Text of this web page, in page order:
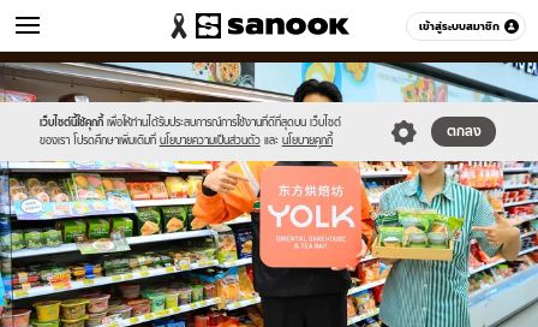
เข้าสู่ระบบสมาชิก
ข่าว หมวดอื่นๆ
เว็บไซต์นี้ใช้คุกกี้ เพื่อให้ท่านได้รับประสบการณ์การใช้งานที่ดีที่สุดบน เว็บไซต์
ของเรา โปรดศึกษาเพิ่มเติมที่ นโยบายความเป็นส่วนตัว และ นโยบายคุกกี้
ตกลง
Sanook
//s.isanook.com/sr/0/images/logo-
new-
sanook.png
600
60
//s.isanook.com/ns/0/ud/1978/9893774/aa.jpg